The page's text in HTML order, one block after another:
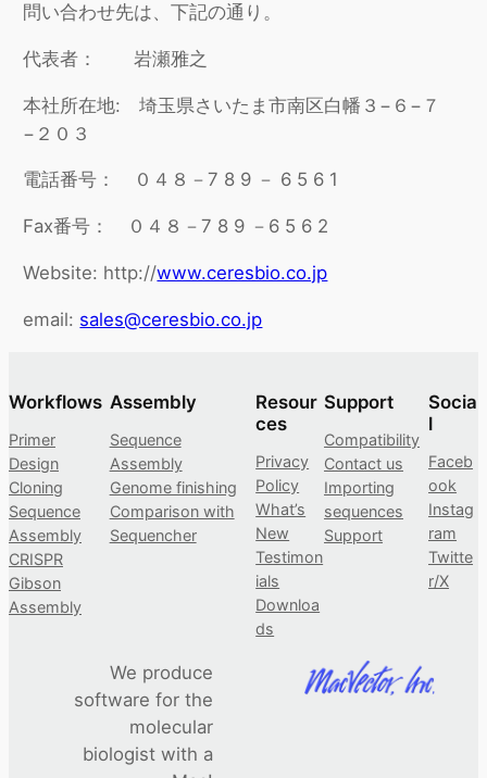
問い合わせ先は、下記の通り。
代表者： 岩瀬雅之
本社所在地: 埼玉県さいたま市南区白幡３−６−７
−２０３
電話番号： ０４８－7 8 9 － 6 5 6 1
Fax番号： ０４８－7 8 9 －6 5 6 2
Website: http://www.ceresbio.co.jp
email: sales@ceresbio.co.jp
Workflows
Primer
Design
Cloning
Sequence
Assembly
CRISPR
Gibson
Assembly
Assembly
Sequence
Assembly
Genome finishing
Comparison with
Sequencher
Resour
ces
Privacy
Policy
What’s
New
Testimon
ials
Downloa
ds
Support
Compatibility
Contact us
Importing
sequences
Support
Socia
l
Faceb
ook
Instag
ram
Twitte
r/X
We produce
software for the
molecular
biologist with a